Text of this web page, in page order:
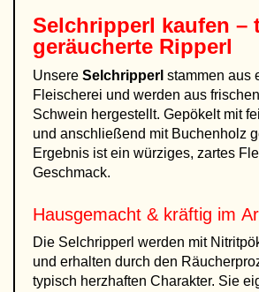
Selchripperl kaufen –
geräucherte Ripperl
Unsere Selchripperl stammen aus
Fleischerei und werden aus
Schwein hergestellt. Gepökelt mit
und anschließend mit Buchenholz
Ergebnis ist ein würziges, zartes
Geschmack.
Hausgemacht & kräftig im
Die Selchripperl werden mit
und erhalten durch den
typisch herzhaften Charakter. Sie